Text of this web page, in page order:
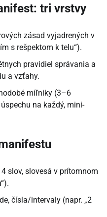
tri vrstvy
zásad vyjadrených v
s rešpektom k telu“).
pravidiel správania a
a vzťahy.
míľniky (3–6
na každý, mini-
slov, slovesá v prítomnom
čísla/intervaly (napr. „2